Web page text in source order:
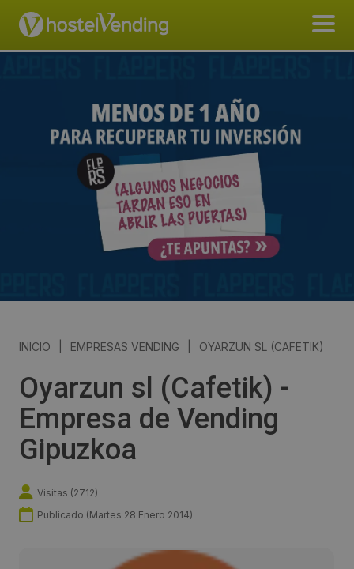
INICIO EMPRESAS VENDING OYARZUN SL (CAFETIK)
Oyarzun sl (Cafetik) -
Empresa de Vending
Gipuzkoa
Visitas (2712)
Publicado (Martes 28 Enero 2014)